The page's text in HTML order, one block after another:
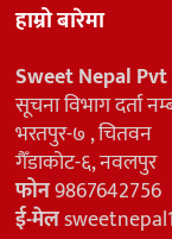
हाम्रो बारेमा
Sweet Nepal
सूचना विभाग दर्ता
भरतपुर-७ , चितवन
गैँडाकोट-६, नवलपुर
फोन9867642756
ई-मेल